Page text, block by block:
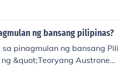
ng bansang pilipinas?
pinagmulan ng bansang Pili
&quot;Teoryang Austronesy